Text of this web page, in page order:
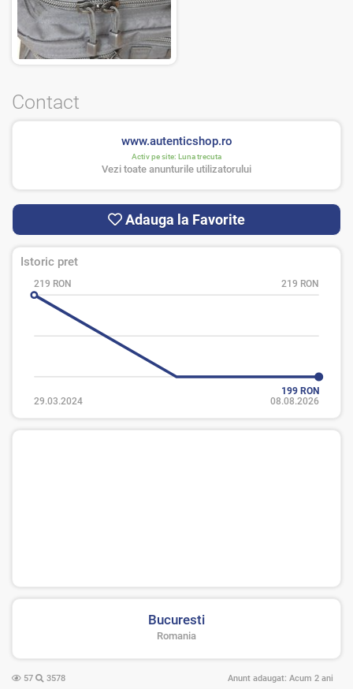
Contact
www.autenticshop.ro
Activ pe site: Luna trecuta
Vezi toate anunturile utilizatorului
Adauga la Favorite
Istoric pret
219 RON 219 RON
199 RON
29.03.2024
08.08.2026
Bucuresti
Romania
57 3578 Anunt adaugat: Acum 2 ani